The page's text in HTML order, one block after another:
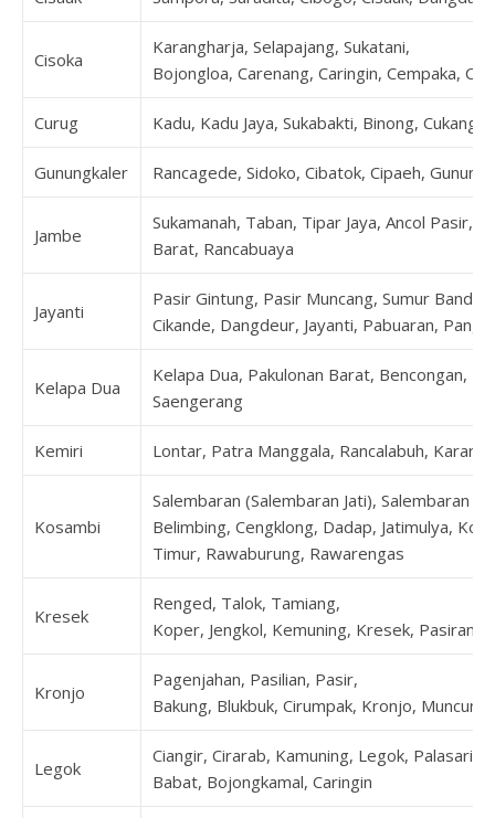
Cisoka
Karangharja, Selapajang, Sukatani,
Bojongloa, Carenang, Caringin, Cempaka,
Curug Kadu, Kadu Jaya, Sukabakti, Binong, Cukang
Gunungkaler Rancagede, Sidoko, Cibatok, Cipaeh,
Jambe
Sukamanah, Taban, Tipar Jaya, Ancol Pasir,
Barat, Rancabuaya
Jayanti
Pasir Gintung, Pasir Muncang, Sumur
Cikande, Dangdeur, Jayanti, Pabuaran,
Kelapa Dua
Kelapa Dua, Pakulonan Barat, Bencongan,
Saengerang
Kemiri Lontar, Patra Manggala, Rancalabuh,
Kosambi
Salembaran (Salembaran Jati), Salembaran
Belimbing, Cengklong, Dadap, Jatimulya,
Timur, Rawaburung, Rawarengas
Kresek
Renged, Talok, Tamiang,
Koper, Jengkol, Kemuning, Kresek,
Kronjo
Pagenjahan, Pasilian, Pasir,
Bakung, Blukbuk, Cirumpak, Kronjo,
Legok
Ciangir, Cirarab, Kamuning, Legok, Palasari,
Babat, Bojongkamal, Caringin